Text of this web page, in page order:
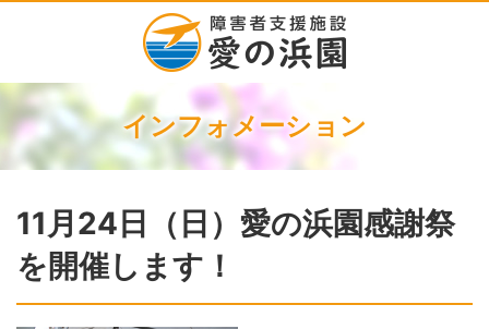
インフォメーション
11月24日（日）愛の浜園感謝祭
を開催します！